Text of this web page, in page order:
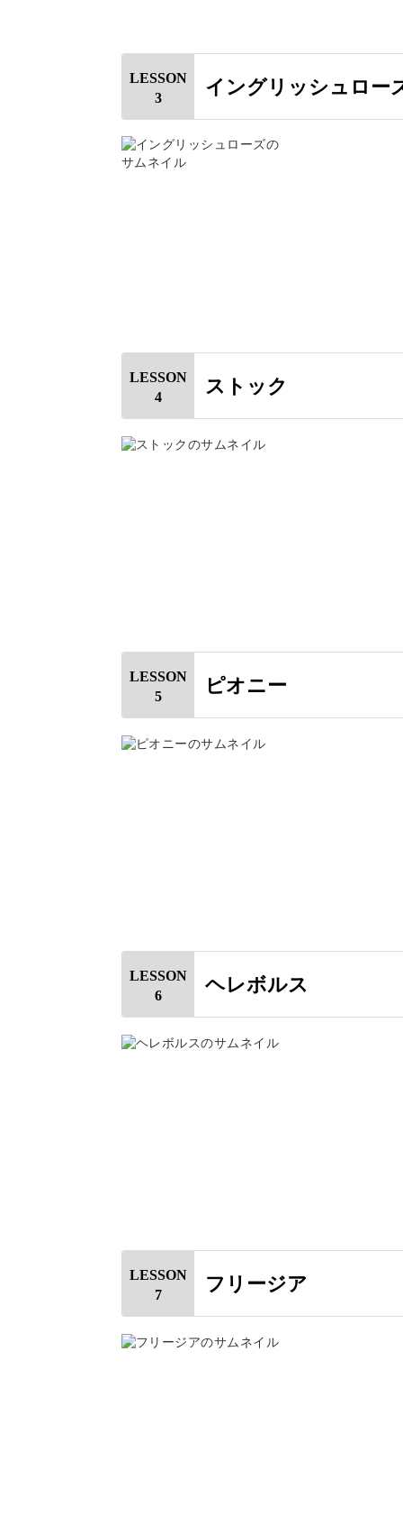
仕上がりの硬さの目安と併せて、ご確
ストック
ピオニー
ヘレボルス
それぞれ絞り口の動かし方など、美
LESSON
3
イングリッシュロー
LESSON
4
ストック
LESSON
5
ピオニー
LESSON
6
ヘレボルス
LESSON
7
フリージア